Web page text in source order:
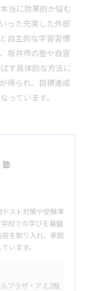
当に効果的か悩む
った充実した外部
自主的な学習習慣
坂井市の塾や自習
す具体的な方法に
得られ、目標達成
っています。
スト対策や受験準
校での学びを基盤
を取り入れ、家庭
います。
プラザ・アミ2階